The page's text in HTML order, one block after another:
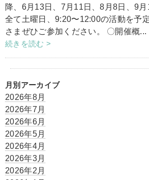
降、6月13日、7月11日、8月8日、9月
全て土曜日、9:20〜12:00の活動を予
さまぜひご参加ください。 〇開催概...
続きを読む >
月別アーカイブ
2026年8月
2026年7月
2026年6月
2026年5月
2026年4月
2026年3月
2026年2月